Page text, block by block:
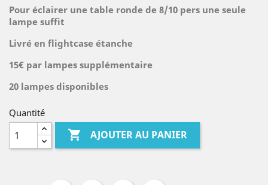
Pour éclairer une table ronde de 8/10 pers une seule
lampe suffit
Livré en flightcase étanche
15€ par lampes supplémentaire
20 lampes disponibles
Quantité
 AJOUTER AU PANIER